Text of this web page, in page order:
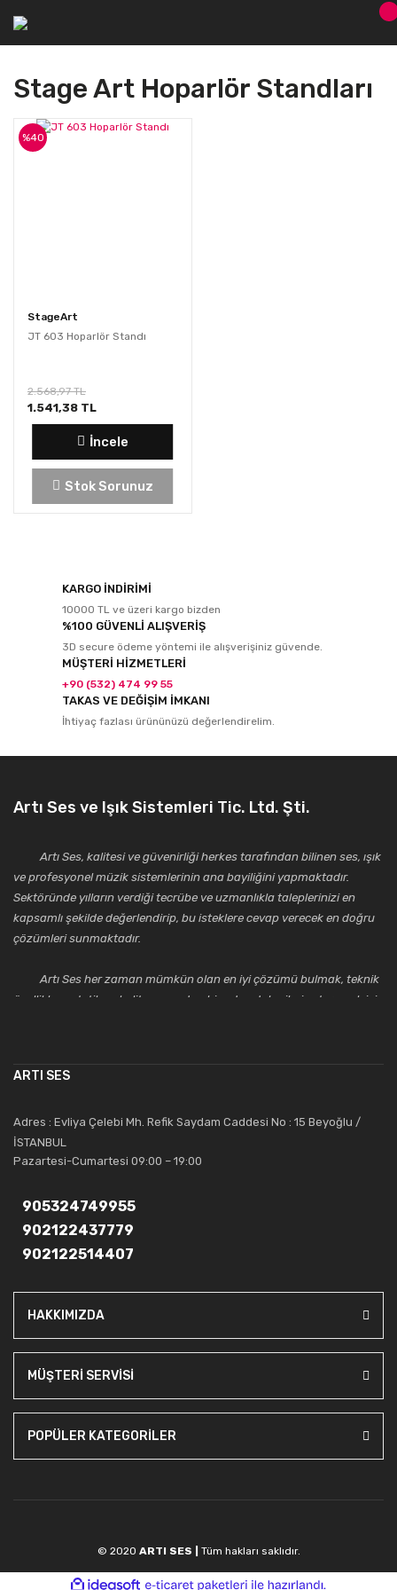
Stage Art Hoparlör Standları
StageArt
JT 603 Hoparlör Standı
%40
2.568,97 TL
1.541,38 TL
İncele
Stok Sorunuz
KARGO İNDİRİMİ
10000 TL ve üzeri kargo bizden
%100 GÜVENLİ ALIŞVERİŞ
3D secure ödeme yöntemi ile alışverişiniz güvende.
MÜŞTERİ HİZMETLERİ
+90 (532) 474 99 55
TAKAS VE DEĞİŞİM İMKANI
İhtiyaç fazlası ürününüzü değerlendirelim.
Artı Ses ve Işık Sistemleri Tic. Ltd. Şti.
Artı Ses, kalitesi ve güvenirliği herkes tarafından bilinen ses, ışık
ve profesyonel müzik sistemlerinin ana bayiliğini yapmaktadır.
Sektöründe yılların verdiği tecrübe ve uzmanlıkla taleplerinizi en
kapsamlı şekilde değerlendirip, bu isteklere cevap verecek en doğru
çözümleri sunmaktadır.
Artı Ses her zaman mümkün olan en iyi çözümü bulmak, teknik
özellikler, estetik ve kalite açısından bir adım daha ileriye taşımak için
saygıdeğer yerini kazanmıştır.
Artı Ses, güler yüzü ve deneyimi ile bu gün ve gelecekte
güvenebileceğiniz bir tercihtir.
ARTI SES
Adres : Evliya Çelebi Mh. Refik Saydam Caddesi No : 15 Beyoğlu /
İSTANBUL
Pazartesi-Cumartesi 09:00 – 19:00
905324749955
902122437779
902122514407
HAKKIMIZDA
MÜŞTERİ SERVİSİ
POPÜLER KATEGORİLER
© 2020 ARTI SES | Tüm hakları saklıdır.
ideasoft e-